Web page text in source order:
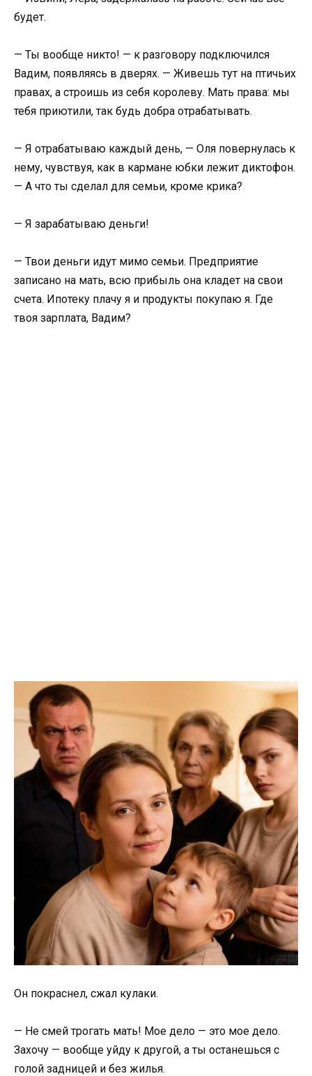
будет.
— Ты вообще никто! — к разговору подключился
Вадим, появляясь в дверях. — Живешь тут на птичьих
правах, а строишь из себя королеву. Мать права: мы
тебя приютили, так будь добра отрабатывать.
— Я отрабатываю каждый день, — Оля повернулась к
нему, чувствуя, как в кармане юбки лежит диктофон.
— А что ты сделал для семьи, кроме крика?
— Я зарабатываю деньги!
— Твои деньги идут мимо семьи. Предприятие
записано на мать, всю прибыль она кладет на свои
счета. Ипотеку плачу я и продукты покупаю я. Где
твоя зарплата, Вадим?
Он покраснел, сжал кулаки.
— Не смей трогать мать! Мое дело — это мое дело.
Захочу — вообще уйду к другой, а ты останешься с
голой задницей и без жилья.